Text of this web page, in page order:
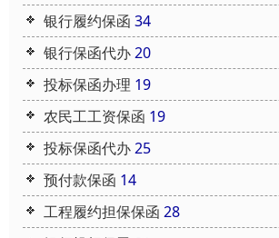
银行履约保函 34
银行保函代办20
投标保函办理 19
农民工工资保函 19
投标保函代办25
预付款保函 14
工程履约担保保函 28